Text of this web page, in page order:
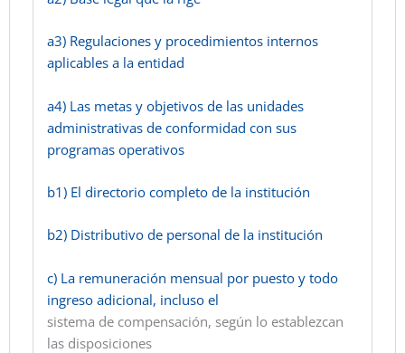
a3) Regulaciones y procedimientos internos
aplicables a la entidad
a4) Las metas y objetivos de las unidades
administrativas de conformidad con sus
programas operativos
b1) El directorio completo de la institución
b2) Distributivo de personal de la institución
c) La remuneración mensual por puesto y todo
ingreso adicional, incluso el
sistema de compensación, según lo establezcan
las disposiciones